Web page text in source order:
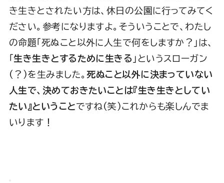
き生きとされたい方は、休日の公園に行ってみてく
ださい。参考になりますよ。そういうことで、わたし
の命題「死ぬこと以外に人生で何をしますか？」は、
「生き生きとするために生きる 」というスローガン
(？)を生みました。死ぬこと以外に決まっていない
人生で、決めておきたいことは『生き生きとしてい
たい』ということですね(笑)これからも楽しんでま
いります！